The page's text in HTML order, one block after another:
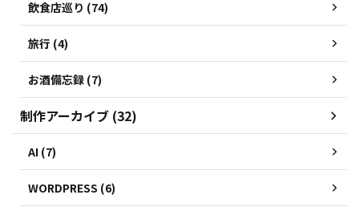
飲食店巡り (74)
旅行 (4)
お酒備忘録 (7)
制作アーカイブ (32)
AI (7)
WORDPRESS (6)